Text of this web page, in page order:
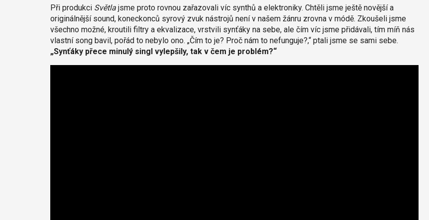
Při produkci Světlajsme proto rovnou zařazovali víc synthů a elektroniky. Chtěli jsme ještě novější a
originálnější sound, koneckonců syrový zvuk nástrojů není v našem žánru zrovna v módě. Zkoušeli jsme
všechno možné, kroutili filtry a ekvalizace, vrstvili synťáky na sebe, ale čím víc jsme přidávali, tím míň nás
vlastní song bavil, pořád to nebylo ono. „Čím to je? Proč nám to nefunguje?,“ ptali jsme se sami sebe.
„Synťáky přece minulý singl vylepšily, tak v čem je problém?“